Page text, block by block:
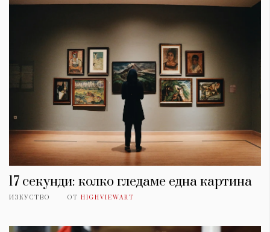
17 секунди: колко гледаме една картина
ИЗКУСТВО ОТ HIGHVIEWART